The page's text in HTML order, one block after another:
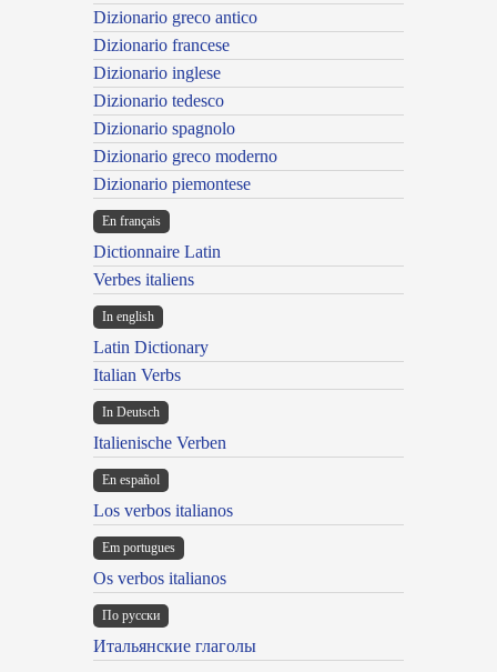
Dizionario greco antico
Dizionario francese
Dizionario inglese
Dizionario tedesco
Dizionario spagnolo
Dizionario greco moderno
Dizionario piemontese
En français
Dictionnaire Latin
Verbes italiens
In english
Latin Dictionary
Italian Verbs
In Deutsch
Italienische Verben
En español
Los verbos italianos
Em portugues
Os verbos italianos
По русски
Итальянские глаголы